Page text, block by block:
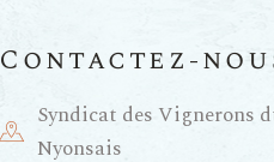
Contactez-
Syndicat des Vignerons
Nyonsais